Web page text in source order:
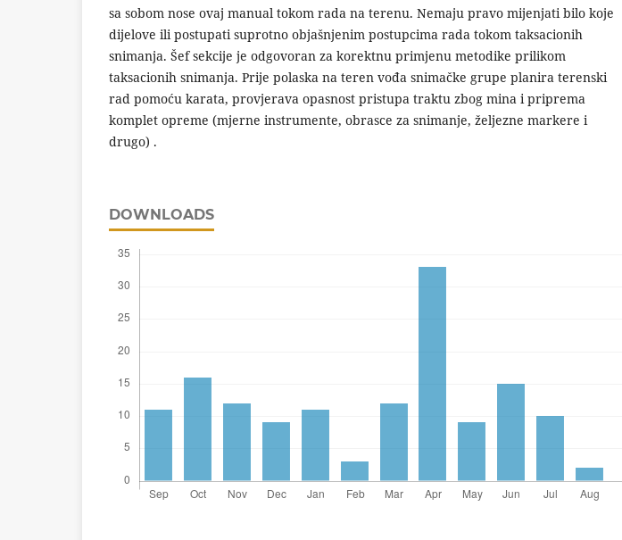
sa sobom nose ovaj manual tokom rada na terenu. Nemaju pravo mijenjati bilo koje
dijelove ili postupati suprotno objašnjenim postupcima rada tokom taksacionih
snimanja. Šef sekcije je odgovoran za korektnu primjenu metodike prilikom
taksacionih snimanja. Prije polaska na teren vođa snimačke grupe planira terenski
rad pomoću karata, provjerava opasnost pristupa traktu zbog mina i priprema
komplet opreme (mjerne instrumente, obrasce za snimanje, željezne markere i
drugo) .
DOWNLOADS